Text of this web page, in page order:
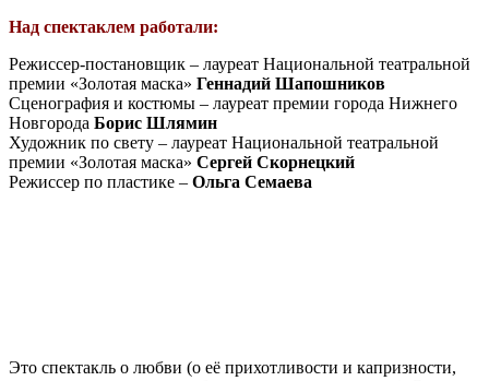
Над спектаклем работали:
Режиссер-постановщик – лауреат Национальной театральной
премии «Золотая маска» Геннадий Шапошников
Сценография и костюмы – лауреат премии города Нижнего
Новгорода Борис Шлямин
Художник по свету – лауреат Национальной театральной
премии «Золотая маска» Сергей Скорнецкий
Режиссер по пластике – Ольга Семаева
Это спектакль о любви (о её прихотливости и капризности,